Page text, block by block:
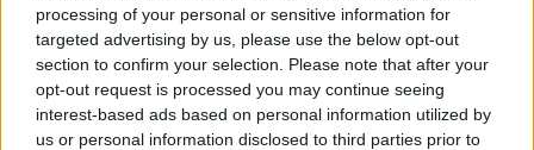
processing of your personal or sensitive information for
targeted advertising by us, please use the below opt-out
section to confirm your selection. Please note that after your
opt-out request is processed you may continue seeing
interest-based ads based on personal information utilized by
us or personal information disclosed to third parties prior to